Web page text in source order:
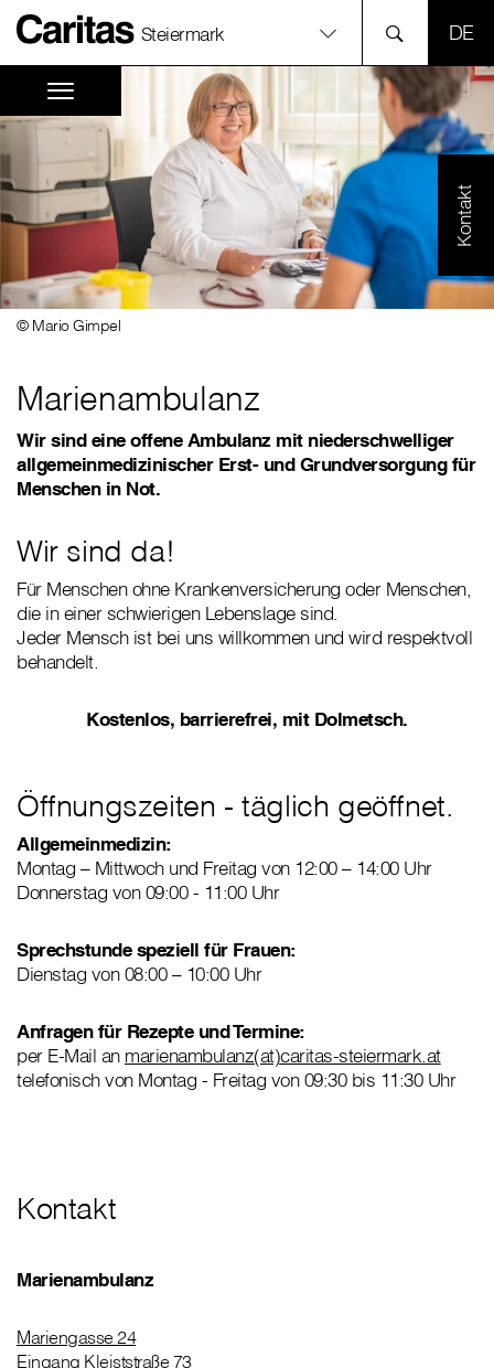
Steiermark
Kontakt
© Mario Gimpel
Marienambulanz
Wir sind eine offene Ambulanz mit niederschwelliger
allgemeinmedizinischer Erst- und Grundversorgung für
Menschen in Not.
Wir sind da!
Für Menschen ohne Krankenversicherung oder Menschen,
die in einer schwierigen Lebenslage sind.
Jeder Mensch ist bei uns willkommen und wird respektvoll
behandelt.
Kostenlos, barrierefrei, mit Dolmetsch.
Öffnungszeiten - täglich geöffnet.
Allgemeinmedizin:
Montag – Mittwoch und Freitag von 12:00 – 14:00 Uhr
Donnerstag von 09:00 - 11:00 Uhr
Sprechstunde speziell für Frauen:
Dienstag von 08:00 – 10:00 Uhr
Anfragen für Rezepte und Termine:
per E-Mail an marienambulanz(at)caritas-steiermark.at
telefonisch von Montag - Freitag von 09:30 bis 11:30 Uhr
Kontakt
Marienambulanz
Mariengasse 24
Eingang Kleiststraße 73